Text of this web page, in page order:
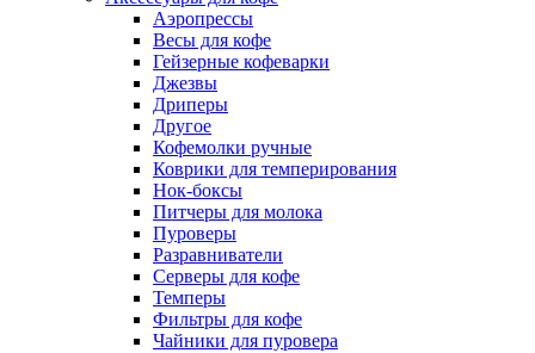
Аэропрессы
Весы для кофе
Гейзерные кофеварки
Джезвы
Дриперы
Другое
Кофемолки ручные
Коврики для темперирования
Нок-боксы
Питчеры для молока
Пуроверы
Разравниватели
Серверы для кофе
Темперы
Фильтры для кофе
Чайники для пуровера